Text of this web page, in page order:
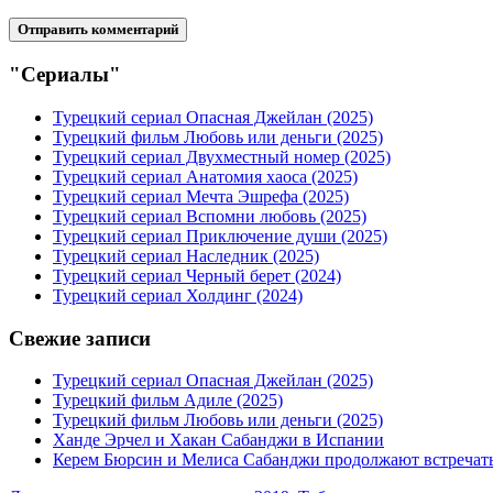
"Сериалы"
Турецкий сериал Опасная Джейлан (2025)
Турецкий фильм Любовь или деньги (2025)
Турецкий сериал Двухместный номер (2025)
Турецкий сериал Анатомия хаоса (2025)
Турецкий сериал Мечта Эшрефа (2025)
Турецкий сериал Вспомни любовь (2025)
Турецкий сериал Приключение души (2025)
Турецкий сериал Наследник (2025)
Турецкий сериал Черный берет (2024)
Турецкий сериал Холдинг (2024)
Свежие записи
Турецкий сериал Опасная Джейлан (2025)
Турецкий фильм Адиле (2025)
Турецкий фильм Любовь или деньги (2025)
Ханде Эрчел и Хакан Сабанджи в Испании
Керем Бюрсин и Мелиса Сабанджи продолжают